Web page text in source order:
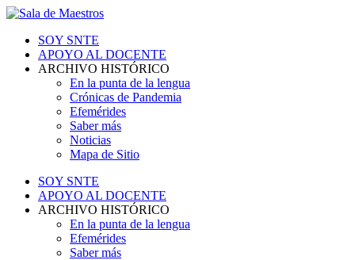
SOY SNTE
APOYO AL DOCENTE
ARCHIVO HISTÓRICO
En la punta de la lengua
Crónicas de Pandemia
Efemérides
Saber más
Noticias
Mapa de Sitio
SOY SNTE
APOYO AL DOCENTE
ARCHIVO HISTÓRICO
En la punta de la lengua
Efemérides
Saber más